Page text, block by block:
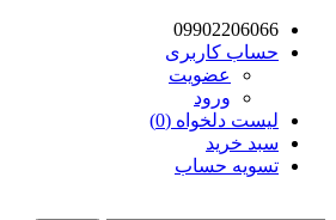
09902206066
حساب کاربری
عضویت
ورود
لیست دلخواه (0)
سبد خرید
تسویه حساب